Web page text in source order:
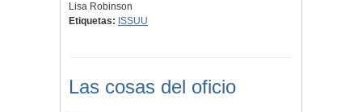
Lisa Robinson
Etiquetas: ISSUU
Las cosas del oficio